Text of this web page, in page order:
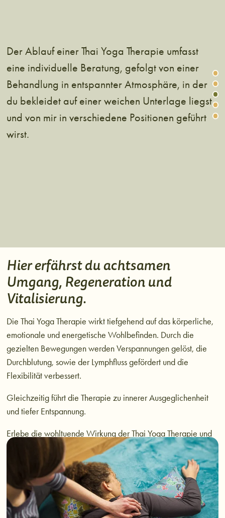
Der Ablauf einer Thai Yoga Therapie umfasst
eine individuelle Beratung, gefolgt von einer
Behandlung in entspannter Atmosphäre, in der
du bekleidet auf einer weichen Unterlage liegst
und von mir in verschiedene Positionen geführt
wirst.
Hier erfährst du achtsamen
Umgang, Regeneration und
Vitalisierung.
Die Thai Yoga Therapie wirkt tiefgehend auf das körperliche,
emotionale und energetische Wohlbefinden. Durch die
gezielten Bewegungen werden Verspannungen gelöst, die
Durchblutung, sowie der Lymphfluss gefördert und die
Flexibilität verbessert.
Gleichzeitig führt die Therapie zu innerer Ausgeglichenheit
und tiefer Entspannung.
Erlebe die wohltuende Wirkung der Thai Yoga Therapie und
bringe mehr Harmonie in dein Leben!